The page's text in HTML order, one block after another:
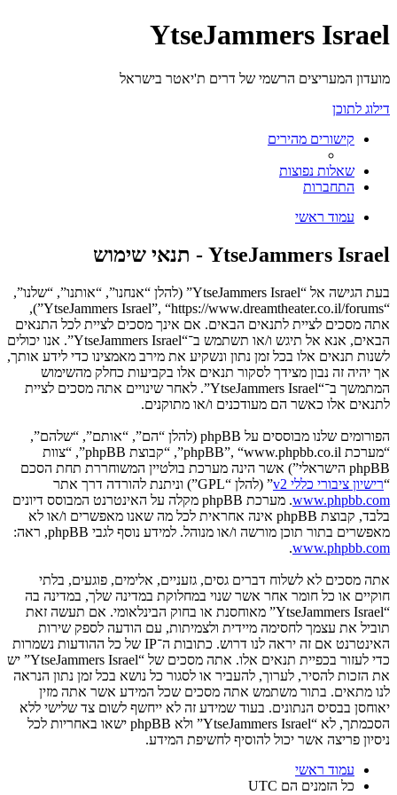
YtseJammers Israel
מועדון המעריצים הרשמי של דרים ת'יאטר בישראל
דילוג לתוכן
קישורים מהירים
שאלות נפוצות
התחברות
עמוד ראשי
YtseJammers Israel - תנאי שימוש
בעת הגישה אל “YtseJammers Israel” (להלן “אנחנו”, “אותנו”, “שלנו”,
“YtseJammers Israel”, “https://www.dreamtheater.co.il/forums”),
אתה מסכים לציית לתנאים הבאים. אם אינך מסכים לציית לכל התנאים
הבאים, אנא אל תיגש ו/או תשתמש ב־“YtseJammers Israel”. אנו יכולים
לשנות תנאים אלו בכל זמן נתון ונשקיע את מירב מאמצינו כדי לידע אותך,
אך יהיה זה נבון מצידך לסקור תנאים אלו בקביעות כחלק מהשימוש
המתמשך ב־“YtseJammers Israel”. לאחר שינויים אתה מסכים לציית
לתנאים אלו כאשר הם מעודכנים ו/או מתוקנים.
הפורומים שלנו מבוססים על phpBB (להלן “הם”, “אותם”, “שלהם”,
“מערכת phpBB”, “www.phpbb.co.il”, “קבוצת phpBB”, “צוות
phpBB הישראלי”) אשר הינה מערכת בולטיין המשוחררת תחת הסכם
“רישיון ציבורי כללי v2
” (להלן “GPL”) וניתנת להורדה דרך אתר
www.phpbb.com
. מערכת phpBB מקלה על האינטרנט המבוסס דיונים
בלבד, קבוצת phpBB אינה אחראית לכל מה שאנו מאפשרים ו/או לא
מאפשרים בתור תוכן מורשה ו/או מנוהל. למידע נוסף לגבי phpBB, ראה:
www.phpbb.com
.
אתה מסכים לא לשלוח דברים גסים, גזעניים, אלימים, פוגעים, בלתי
חוקיים או כל חומר אחר אשר שנוי במחלוקת במדינה שלך, במדינה בה
“YtseJammers Israel” מאוחסנת או בחוק הבינלאומי. אם תעשה זאת
תוביל את עצמך לחסימה מיידית ולצמיתות, עם הודעה לספק שירות
האינטרנט אם זה יראה לנו דרוש. כתובות ה־IP של כל ההודעות נשמרות
כדי לעזור בכפיית תנאים אלו. אתה מסכים של “YtseJammers Israel” יש
את הזכות להסיר, לערוך, להעביר או לסגור כל נושא בכל זמן נתון הנראה
לנו מתאים. בתור משתמש אתה מסכים שכל המידע אשר אתה מזין
יאוחסן בבסיס הנתונים. בעוד שמידע זה לא ייחשף לשום צד שלישי ללא
הסכמתך, לא “YtseJammers Israel” ולא phpBB ישאו באחריות לכל
ניסיון פריצה אשר יכול להוסיף לחשיפת המידע.
עמוד ראשי
כל הזמנים הם UTC